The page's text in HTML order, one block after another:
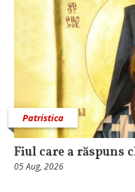
Patristica
Fiul care a
05 Aug, 2026